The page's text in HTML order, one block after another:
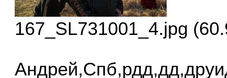
167_SL731001_4.jpg